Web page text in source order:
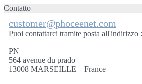
Contatto
customer@phoceenet.com
Puoi contattarci tramite posta all'indirizzo :
PN
564 avenue du prado
13008 MARSEILLE – France